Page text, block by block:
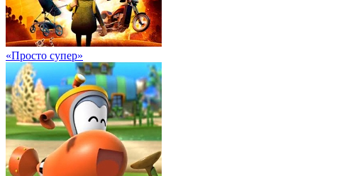
«Просто супер»